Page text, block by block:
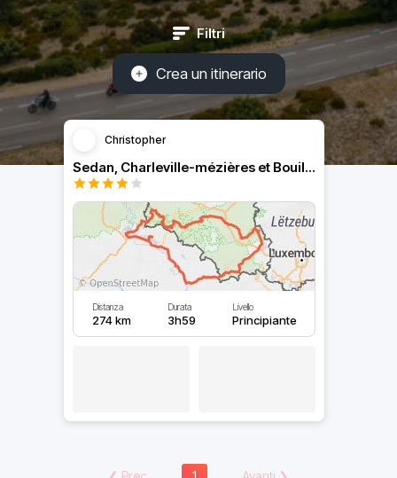
Filtri
Crea un itinerario
Christopher
Sedan, Charleville-mézières et Bouillon
Distanza
274 km
Durata
3h59
Livello
Principiante